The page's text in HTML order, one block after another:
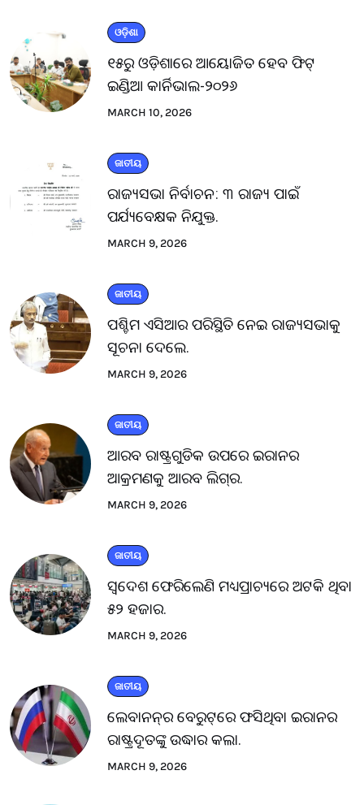
ଓଡ଼ିଶା
୧୫ରୁ ଓଡ଼ିଶାରେ ଆୟୋଜିତ ହେବ ଫିଟ୍
ଇଣ୍ଡିଆ କାର୍ନିଭାଲ-୨୦୨୬
MARCH 10, 2026
ଜାତୀୟ
ରାଜ୍ୟସଭା ନିର୍ବାଚନ: ୩ ରାଜ୍ୟ ପାଇଁ
ପର୍ଯ୍ୟବେକ୍ଷକ ନିଯୁକ୍ତ.
MARCH 9, 2026
ଜାତୀୟ
ପଶ୍ଚିମ ଏସିଆର ପରିସ୍ଥିତି ନେଇ ରାଜ୍ୟସଭାକୁ
ସୂଚନା ଦେଲେ.
MARCH 9, 2026
ଜାତୀୟ
ଆରବ ରାଷ୍ଟ୍ରଗୁଡିକ ଉପରେ ଇରାନର
ଆକ୍ରମଣକୁ ଆରବ ଲିଗ୍‌ର.
MARCH 9, 2026
ଜାତୀୟ
ସ୍ବଦେଶ ଫେରିଲେଣି ମଧ୍ୟପ୍ରାଚ୍ୟରେ ଅଟକି ଥିବା
୫୨ ହଜାର.
MARCH 9, 2026
ଜାତୀୟ
ଲେବାନନ୍‌ର ବେରୁଟ୍‌ରେ ଫସିଥିବା ଇରାନର
ରାଷ୍ଟ୍ରଦୂତଙ୍କୁ ଉଦ୍ଧାର କଲା.
MARCH 9, 2026